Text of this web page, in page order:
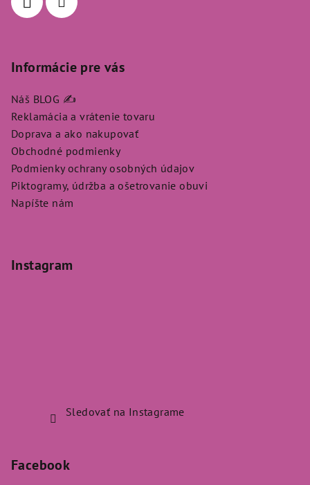
Informácie pre vás
Náš BLOG ✍️
Reklamácia a vrátenie tovaru
Doprava a ako nakupovať
Obchodné podmienky
Podmienky ochrany osobných údajov
Piktogramy, údržba a ošetrovanie obuvi
Napíšte nám
Instagram
Sledovať na Instagrame
Facebook